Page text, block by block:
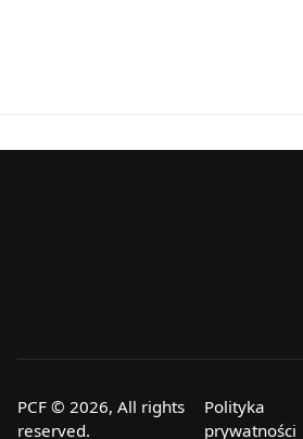
PCF © 2026, All rights
reserved.
Polityka
prywatności